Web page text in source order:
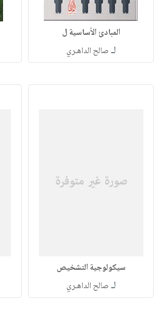
المبادئ الأساسية ل
لـ صالح الداهـري
سيكولوجية التشخيص
لـ صالح الداهـري